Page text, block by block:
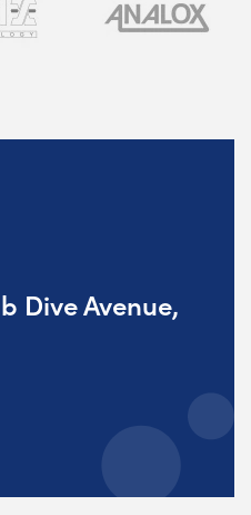
Dive Avenue,